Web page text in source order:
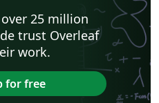
25 million
trust Overleaf
work.
for free